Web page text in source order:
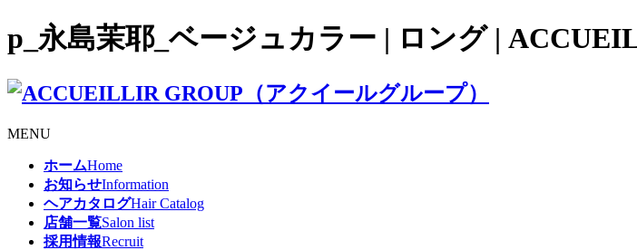
p_永島茉耶_ベージュカラー | ロング |
MENU
ホームHome
お知らせInformation
ヘアカタログHair Catalog
店舗一覧Salon list
採用情報Recruit